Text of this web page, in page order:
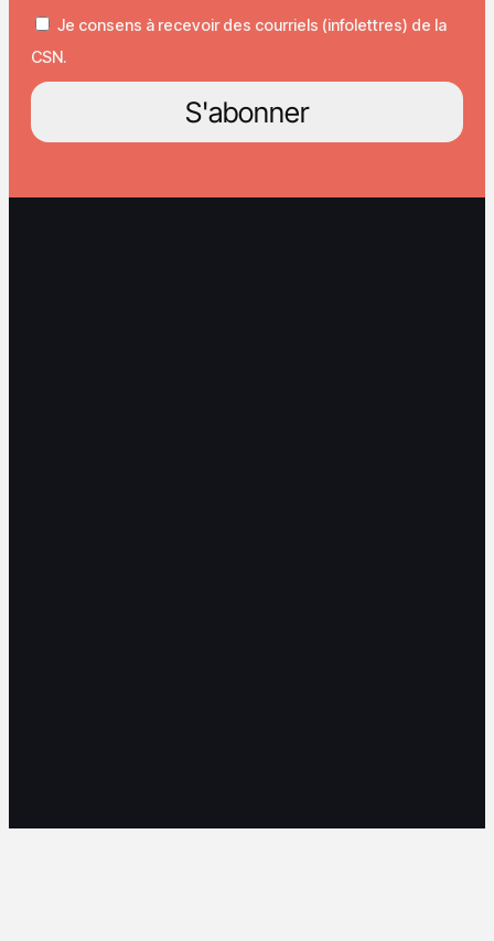
Je consens à recevoir des courriels (infolettres) de la
CSN.
S'abonner